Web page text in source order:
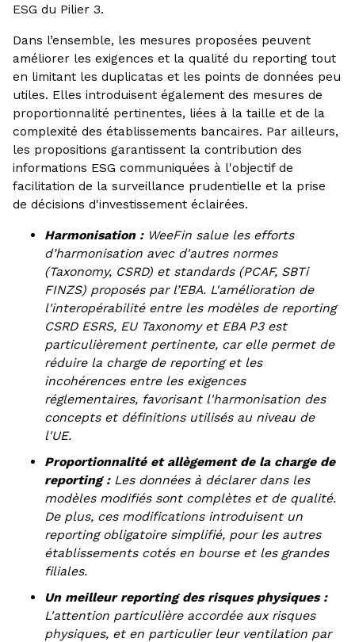
ESG du Pilier 3.
Dans l’ensemble, les mesures proposées peuvent
améliorer les exigences et la qualité du reporting tout
en limitant les duplicatas et les points de données peu
utiles. Elles introduisent également des mesures de
proportionnalité pertinentes, liées à la taille et de la
complexité des établissements bancaires. Par ailleurs,
les propositions garantissent la contribution des
informations ESG communiquées à l'objectif de
facilitation de la surveillance prudentielle et la prise
de décisions d'investissement éclairées.
Harmonisation : WeeFin salue les efforts
d’harmonisation avec d'autres normes
(Taxonomy, CSRD) et standards (PCAF, SBTi
FINZS) proposés par l’EBA. L'amélioration de
l'interopérabilité entre les modèles de reporting
CSRD ESRS, EU Taxonomy et EBA P3 est
particulièrement pertinente, car elle permet de
réduire la charge de reporting et les
incohérences entre les exigences
réglementaires, favorisant l'harmonisation des
concepts et définitions utilisés au niveau de
l'UE.
Proportionnalité et allègement de la charge de
reporting : Les données à déclarer dans les
modèles modifiés sont complètes et de qualité.
De plus, ces modifications introduisent un
reporting obligatoire simplifié, pour les autres
établissements cotés en bourse et les grandes
filiales.
Un meilleur reporting des risques physiques :
L'attention particulière accordée aux risques
physiques, et en particulier leur ventilation par